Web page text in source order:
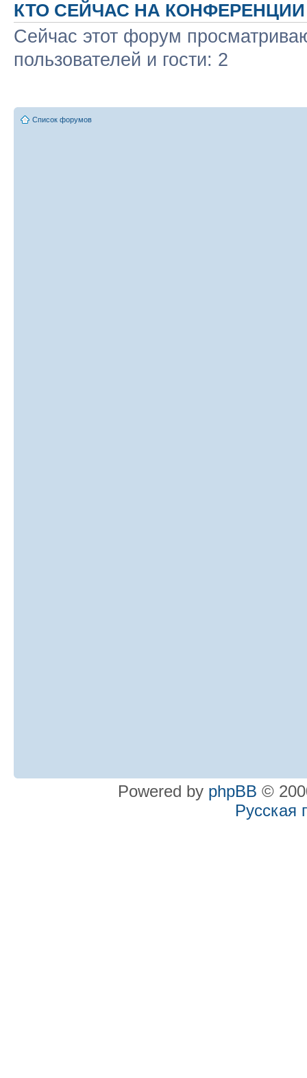
КТО СЕЙЧАС НА КОНФЕРЕНЦИИ
Сейчас этот форум
пользователей и гости: 2
Список форумов
Powered by phpBB ©
Русская